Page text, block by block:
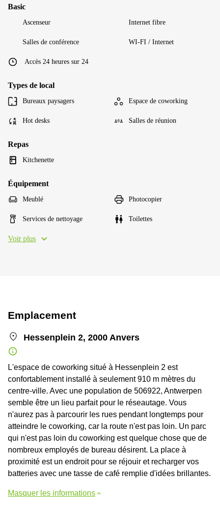
Basic
Ascenseur Internet fibre
Salles de conférence WI-FI / Internet
Accès 24 heures sur 24
Types de local
Bureaux paysagers Espace de coworking
Hot desks Salles de réunion
Repas
Kitchenette
Équipement
Meublé Photocopier
Services de nettoyage Toilettes
Voir plus
Emplacement
Hessenplein 2, 2000 Anvers
L'espace de coworking situé à Hessenplein 2 est
confortablement installé à seulement 910 m mètres du
centre-ville. Avec une population de 506922, Antwerpen
semble être un lieu parfait pour le réseautage. Vous
n'aurez pas à parcourir les rues pendant longtemps pour
atteindre le coworking, car la route n'est pas loin. Un parc
qui n'est pas loin du coworking est quelque chose que de
nombreux employés de bureau désirent. La place à
proximité est un endroit pour se réjouir et recharger vos
batteries avec une tasse de café remplie d'idées brillantes.
Masquer les informations